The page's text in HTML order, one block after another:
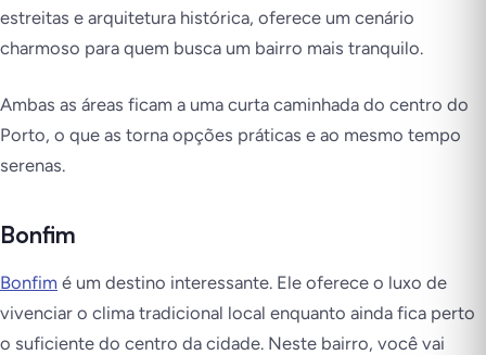
estreitas e arquitetura histórica, oferece um cenário
charmoso para quem busca um bairro mais tranquilo.
Ambas as áreas ficam a uma curta caminhada do centro do
Porto, o que as torna opções práticas e ao mesmo tempo
serenas.
Bonfim
Bonfim é um destino interessante. Ele oferece o luxo de
vivenciar o clima tradicional local enquanto ainda fica perto
o suficiente do centro da cidade. Neste bairro, você vai